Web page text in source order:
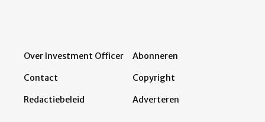
Over Investment Officer
Contact
Redactiebeleid
Abonneren
Copyright
Adverteren